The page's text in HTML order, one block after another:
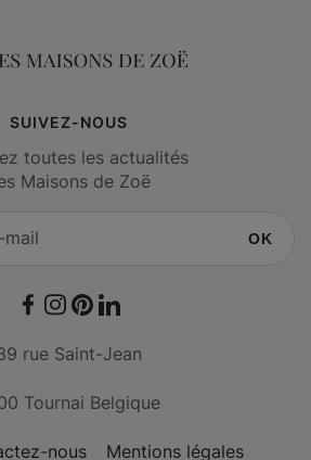
nous Mentions légales
rue Saint-Jean
Tournai Belgique
SUIVEZ-NOUS
toutes les actualités
Maisons de Zoë
OK